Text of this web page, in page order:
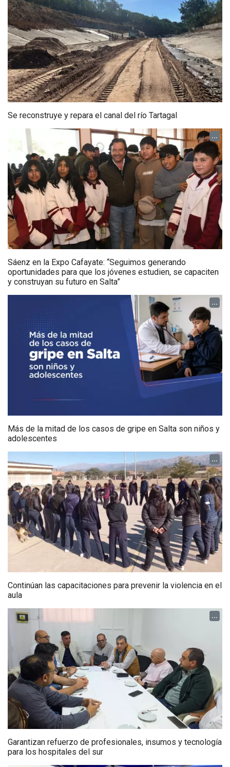
Se reconstruye y repara el canal del río Tartagal
...
Sáenz en la Expo Cafayate: “Seguimos generando
oportunidades para que los jóvenes estudien, se capaciten
y construyan su futuro en Salta”
...
Más de la mitad de los casos de gripe en Salta son niños y
adolescentes
...
Continúan las capacitaciones para prevenir la violencia en el
aula
...
Garantizan refuerzo de profesionales, insumos y tecnología
para los hospitales del sur